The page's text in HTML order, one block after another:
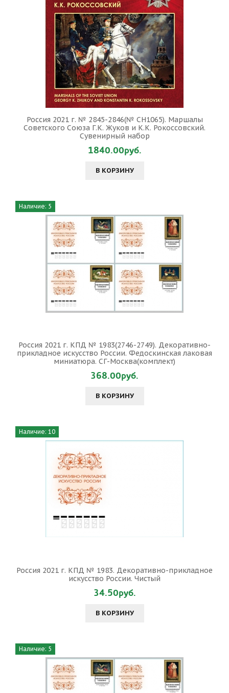
Россия 2021 г. № 2845-2846(№ СН1065). Маршалы
Советского Союза Г.К. Жуков и К.К. Рокоссовский.
Сувенирный набор
1840.00руб.
В КОРЗИНУ
Наличие: 5
Россия 2021 г. КПД № 1983(2746-2749). Декоративно-
прикладное искусство России. Федоскинская лаковая
миниатюра. СГ-Москва(комплект)
368.00руб.
В КОРЗИНУ
Наличие: 10
Россия 2021 г. КПД № 1983. Декоративно-прикладное
искусство России. Чистый
34.50руб.
В КОРЗИНУ
Наличие: 5